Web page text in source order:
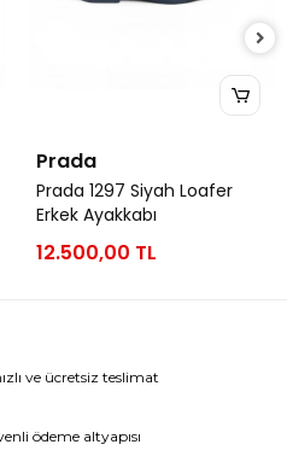
Prada
Prada 1297 Siyah Loafer
Erkek Ayakkabı
12.500,00 TL
ve ücretsiz teslimat
ödeme altyapısı